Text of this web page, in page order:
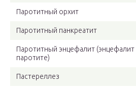
Паротитный орхит
Паротитный панкреатит
Паротитный энцефалит
паротите)
Пастереллез